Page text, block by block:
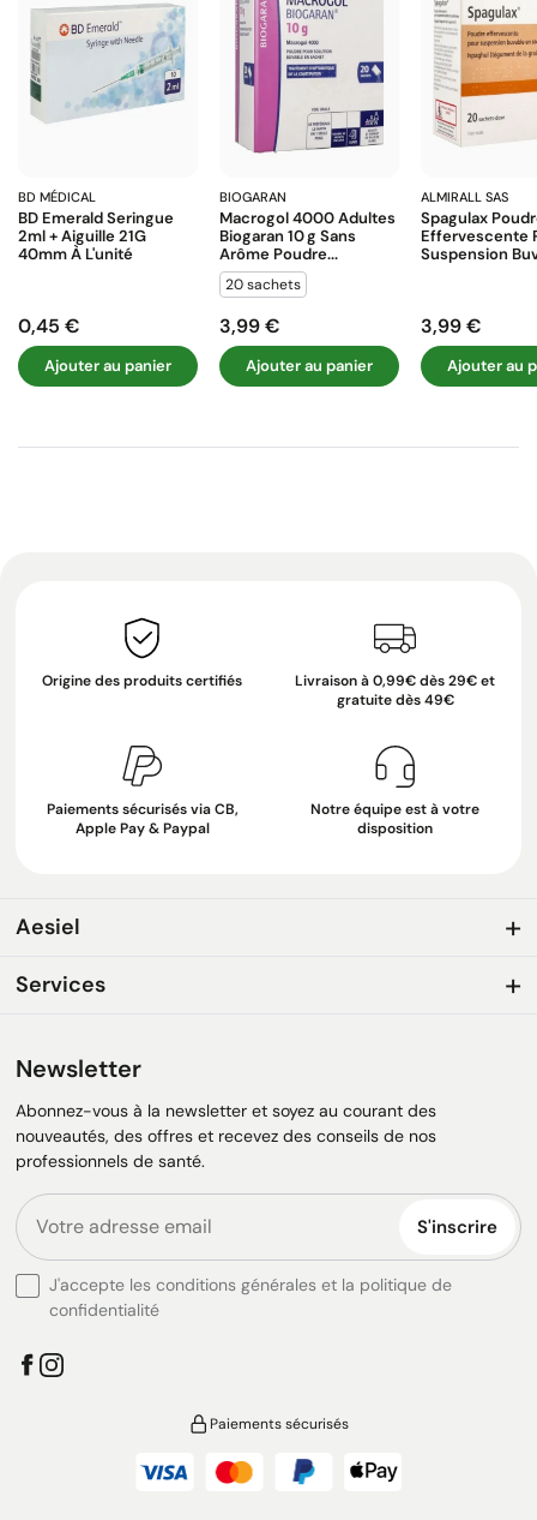
BD MÉDICAL
BD Emerald Seringue
2ml + Aiguille 21G
40mm À L'unité
Prix
0,45 €
Ajouter au panier
BIOGARAN
Macrogol 4000 Adultes
Biogaran 10 G Sans
Arôme Poudre...
20 sachets
Prix
3,99 €
Ajouter au panier
ALMIRALL SAS
Spagulax
Effervescente
Suspension
Prix
3,99 €
Ajouter au
Origine des produits certifiés
Livraison à 0,99€ dès 29€ et
gratuite dès 49€
Paiements sécurisés via CB,
Apple Pay & Paypal
Notre équipe est à votre
disposition
Aesiel
Services
Newsletter
Abonnez-vous à la newsletter et soyez au courant des
nouveautés, des offres et recevez des conseils de nos
professionnels de santé.
S'inscrire
J'accepte les conditions générales et la politique de
confidentialité
Paiements sécurisés